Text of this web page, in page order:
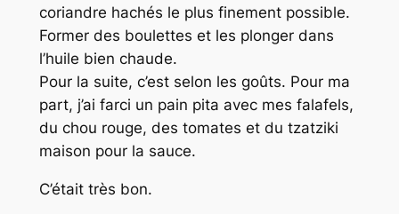
coriandre hachés le plus finement possible.
Former des boulettes et les plonger dans
l’huile bien chaude.
Pour la suite, c’est selon les goûts. Pour ma
part, j’ai farci un pain pita avec mes falafels,
du chou rouge, des tomates et du tzatziki
maison pour la sauce.
C’était très bon.